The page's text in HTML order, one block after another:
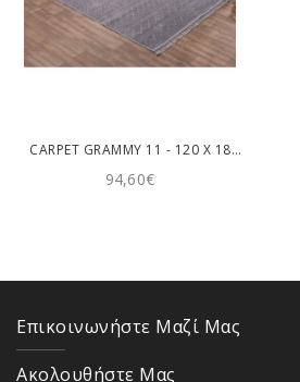
CARPET GRAMMY 11 - 120 X 180 CM TEORAN
94,60€
Επικοινωνήστε Μαζί Μας
Ακολουθήστε Μας